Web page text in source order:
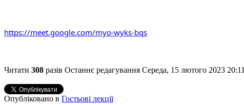
https://meet.google.com/myo-wyks-bqs
Читати 308 разів Останнє редагування Середа, 15 лютого 2023 20:11
Опубліковано в Гостьові лекції